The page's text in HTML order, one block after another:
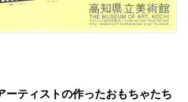
ーティストの作ったおもちゃたち